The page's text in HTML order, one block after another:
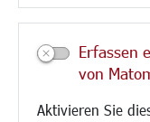
Erfassen
von
Aktivieren Sie
Kultur/Freizeit/
Veranstaltungen
Neue Stadthalle Langen
Bäder